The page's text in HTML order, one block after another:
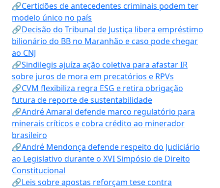
🔗Certidões de antecedentes criminais podem ter
modelo único no país
🔗Decisão do Tribunal de Justiça libera empréstimo
bilionário do BB no Maranhão e caso pode chegar
ao CNJ
🔗Sindilegis ajuíza ação coletiva para afastar IR
sobre juros de mora em precatórios e RPVs
🔗CVM flexibiliza regra ESG e retira obrigação
futura de reporte de sustentabilidade
🔗André Amaral defende marco regulatório para
minerais críticos e cobra crédito ao minerador
brasileiro
🔗André Mendonça defende respeito do Judiciário
ao Legislativo durante o XVI Simpósio de Direito
Constitucional
🔗Leis sobre apostas reforçam tese contra